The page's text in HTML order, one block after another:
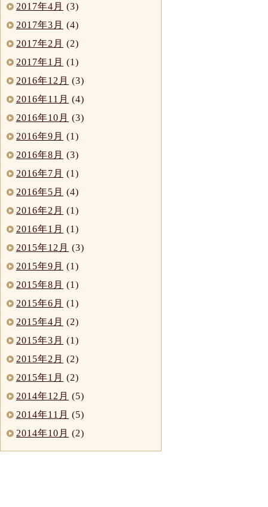
2017年4月 (3)
2017年3月 (4)
2017年2月 (2)
2017年1月 (1)
2016年12月 (3)
2016年11月 (4)
2016年10月 (3)
2016年9月 (1)
2016年8月 (3)
2016年7月 (1)
2016年5月 (4)
2016年2月 (1)
2016年1月 (1)
2015年12月 (3)
2015年9月 (1)
2015年8月 (1)
2015年6月 (1)
2015年4月 (2)
2015年3月 (1)
2015年2月 (2)
2015年1月 (2)
2014年12月 (5)
2014年11月 (5)
2014年10月 (2)